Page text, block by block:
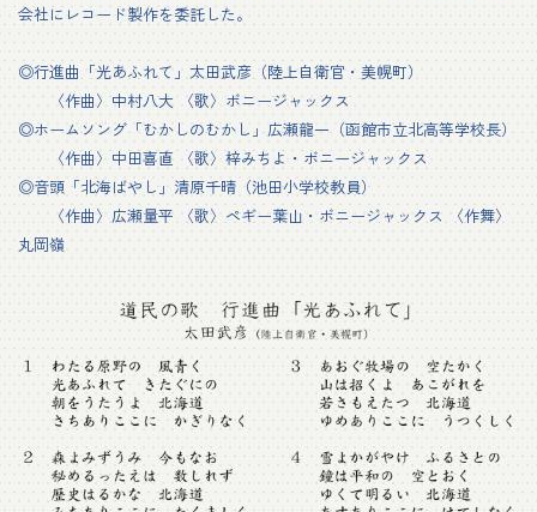
会社にレコード製作を委託した。
◎行進曲「光あふれて」太田武彦（陸上自衛官・美幌町）
〈作曲〉中村八大 〈歌〉ボニージャックス
◎ホームソング「むかしのむかし」広瀬龍一（函館市立北高等学校長）
〈作曲〉中田喜直 〈歌〉梓みちよ・ボニージャックス
◎音頭「北海ばやし」清原千晴（池田小学校教員）
〈作曲〉広瀬量平 〈歌〉ペギー葉山・ボニージャックス 〈作舞〉
丸岡嶺